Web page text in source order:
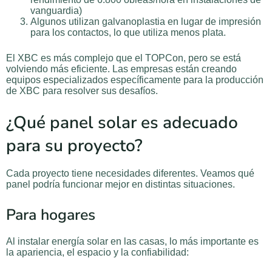
vanguardia)
Algunos utilizan galvanoplastia en lugar de impresión
para los contactos, lo que utiliza menos plata.
El XBC es más complejo que el TOPCon, pero se está
volviendo más eficiente. Las empresas están creando
equipos especializados específicamente para la producción
de XBC para resolver sus desafíos.
¿Qué panel solar es adecuado
para su proyecto?
Cada proyecto tiene necesidades diferentes. Veamos qué
panel podría funcionar mejor en distintas situaciones.
Para hogares
Al instalar energía solar en las casas, lo más importante es
la apariencia, el espacio y la confiabilidad: